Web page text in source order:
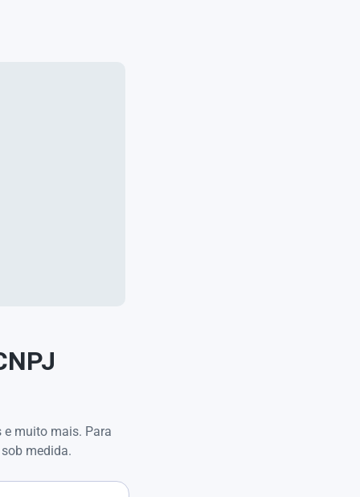
muito mais. Para
medida.